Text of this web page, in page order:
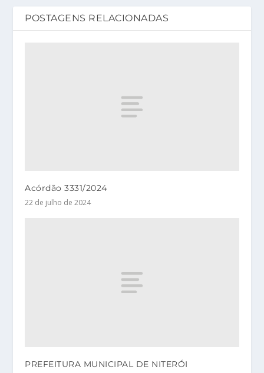
POSTAGENS RELACIONADAS
Acórdão 3331/2024
22 de julho de 2024
PREFEITURA MUNICIPAL DE NITERÓI